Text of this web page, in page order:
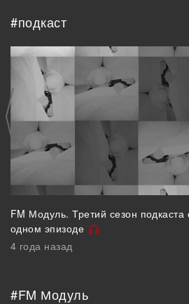
#подкаст
FM Модуль. Третий сезон подкаста
одном эпизоде
4 года назад
#FM Модуль